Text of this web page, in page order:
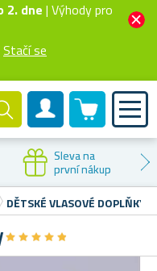
2. dne | Výhody pro
Stačí se
Zákaznický účet
0 produktů
Poštovné
již od 49 Kč
DĚTSKÉ VLASOVÉ DOPLŇKY
★★★★★
★★★★★